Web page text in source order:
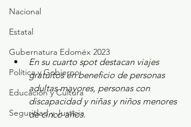
Nacional
Estatal
Gubernatura Edoméx 2023
Política y Gobierno
Educación y Cultura
Seguridad y Justicia
En su cuarto spot destacan viajes
gratuitos en beneficio de personas
adultas mayores, personas con
discapacidad y niñas y niños menores
de cinco años.